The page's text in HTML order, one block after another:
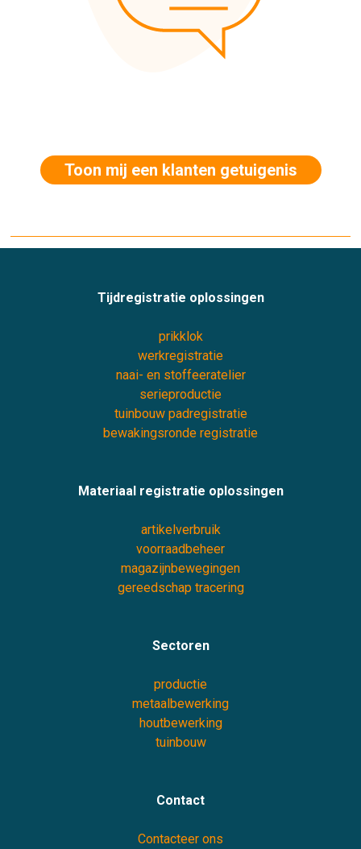
Toon mij een klanten getuigenis
Tijdregistratie oplossingen
prikklok
werkregistratie
naai- en stoffeeratelier
serieproductie
tuinbouw padregistratie
bewakingsronde registratie
Materiaal registratie oplossingen
artikelverbruik
voorraadbeheer
magazijnbewegingen
gereedschap tracering
Sectoren
productie
metaalbewerking
houtbewerking
tuinbouw
Contact
Contacteer ons